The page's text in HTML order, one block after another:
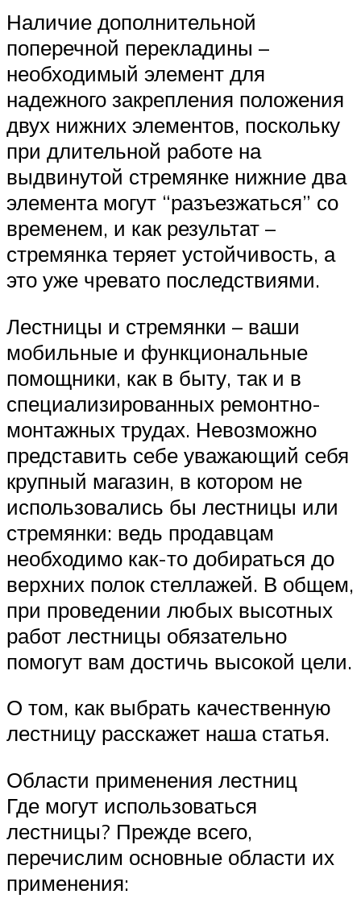
Наличие дополнительной
поперечной перекладины –
необходимый элемент для
надежного закрепления положения
двух нижних элементов, поскольку
при длительной работе на
выдвинутой стремянке нижние два
элемента могут “разъезжаться” со
временем, и как результат –
стремянка теряет устойчивость, а
это уже чревато последствиями.
Лестницы и стремянки – ваши
мобильные и функциональные
помощники, как в быту, так и в
специализированных ремонтно-
монтажных трудах. Невозможно
представить себе уважающий себя
крупный магазин, в котором не
использовались бы лестницы или
стремянки: ведь продавцам
необходимо как-то добираться до
верхних полок стеллажей. В общем,
при проведении любых высотных
работ лестницы обязательно
помогут вам достичь высокой цели.
О том, как выбрать качественную
лестницу расскажет наша статья.
Области применения лестниц
Где могут использоваться
лестницы? Прежде всего,
перечислим основные области их
применения: